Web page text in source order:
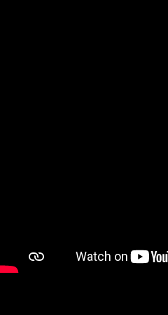
主題歌「ビヨンド(原題)」がお